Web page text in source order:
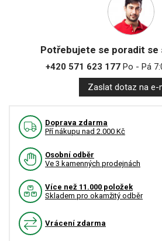
Potřebujete se poradit se
+420 571 623 177Po - Pá
Zaslat dotaz na e-
Doprava zdarma
Pří nákupu nad 2.000 Kč
Osobní odběr
Ve 3 kamenných prodejnách
Více než 11.000 položek
Skladem pro okamžitý odběr
Vrácení zdarma